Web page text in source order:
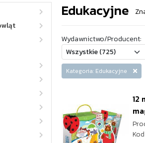
Edukacyjne
Wydawnictwo/Producent:
Kategoria: Edukacyjne
12